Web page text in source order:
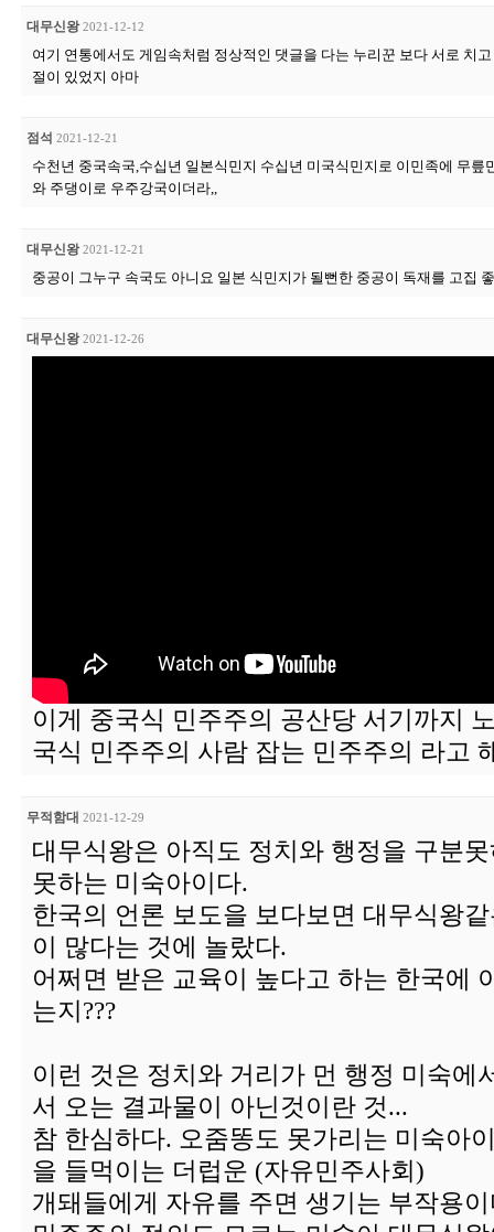
대무신왕 2021-12-12
여기 연통에서도 게임속처럼 정상적인 댓글을 다는 누리꾼 보다 서로 치
절이 있었지 아마
점석 2021-12-21
수천년 중국속국,수십년 일본식민지 수십년 미국식민지로 이민족에 무
와 주댕이로 우주강국이더라,,
대무신왕 2021-12-21
중공이 그누구 속국도 아니요 일본 식민지가 될뻔한 중공이 독재를 고집
대무신왕 2021-12-26
이게 중국식 민주주의 공산당 서기까지
국식 민주주의 사람 잡는 민주주의 라고
무적함대 2021-12-29
대무식왕은 아직도 정치와 행정을 구분
못하는 미숙아이다.
한국의 언론 보도을 보다보면 대무식왕
이 많다는 것에 놀랐다.
어쩌면 받은 교육이 높다고 하는 한국에
는지???
이런 것은 정치와 거리가 먼 행정 미숙에
서 오는 결과물이 아닌것이란 것...
참 한심하다. 오줌똥도 못가리는 미숙아
을 들먹이는 더럽운 (자유민주사회)
개돼들에게 자유를 주면 생기는 부작용